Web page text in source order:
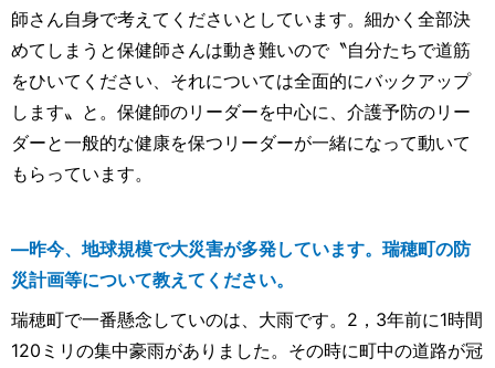
師さん自身で考えてくださいとしています。細かく全部決
めてしまうと保健師さんは動き難いので〝自分たちで道筋
をひいてください、それについては全面的にバックアップ
します〟と。保健師のリーダーを中心に、介護予防のリー
ダーと一般的な健康を保つリーダーが一緒になって動いて
もらっています。
―昨今、地球規模で大災害が多発しています。瑞穂町の防
災計画等について教えてください。
瑞穂町で一番懸念していのは、大雨です。2，3年前に1時間
120ミリの集中豪雨がありました。その時に町中の道路が冠